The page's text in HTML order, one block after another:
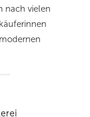
nach vielen